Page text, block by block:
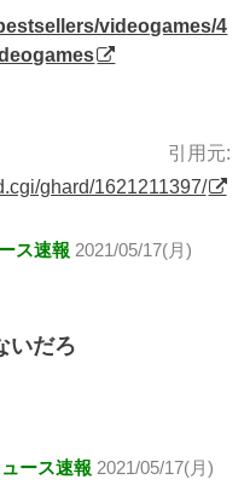
videogames/4
引用元:
ghard/1621211397/
ス速報 2021/05/17(月)
いだろ
ース速報 2021/05/17(月)